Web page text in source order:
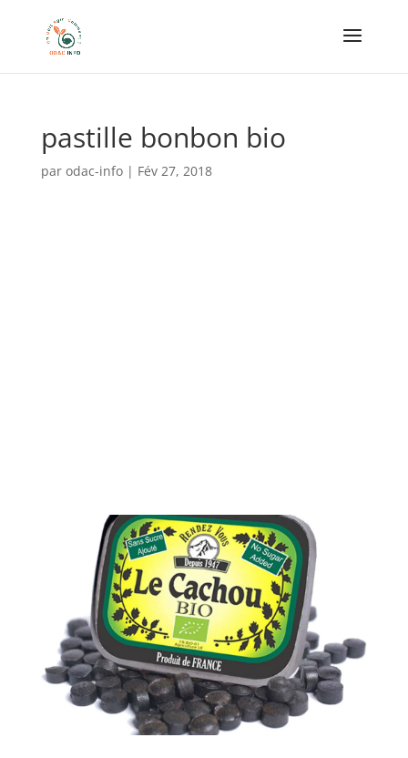
pastille bonbon bio
par odac-info| Fév 27, 2018